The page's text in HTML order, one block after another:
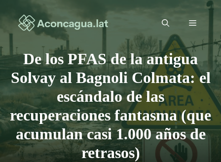
contenido
Menú
De los PFAS de la antigua
Solvay al Bagnoli Colmata: el
escándalo de las
recuperaciones fantasma (que
acumulan casi 1.000 años de
retrasos)